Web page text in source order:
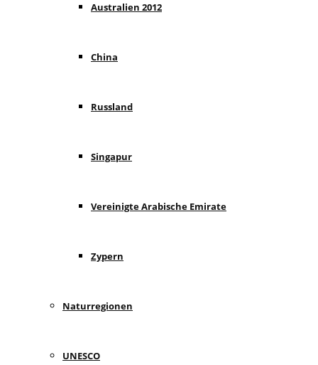
Australien 2012
China
Russland
Singapur
Vereinigte Arabische Emirate
Zypern
Naturregionen
UNESCO